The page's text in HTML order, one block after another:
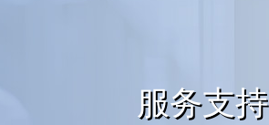
服务支持